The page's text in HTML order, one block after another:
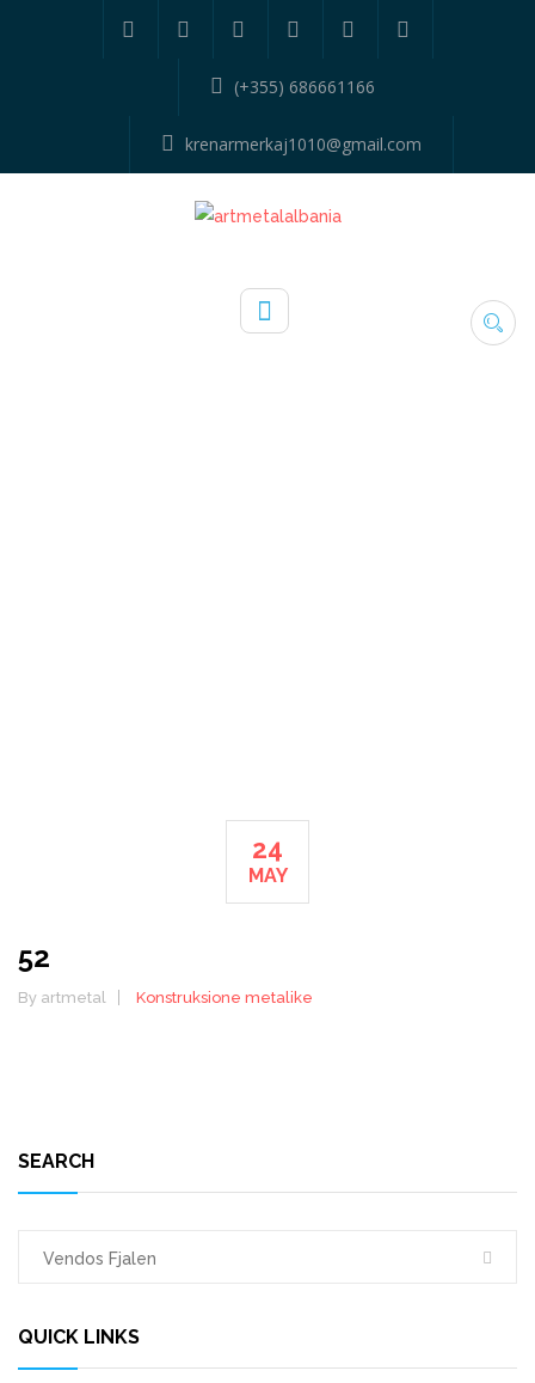
(+355) 686661166
krenarmerkaj1010@gmail.com
24
MAY
52
By artmetal Konstruksione metalike
SEARCH
QUICK LINKS